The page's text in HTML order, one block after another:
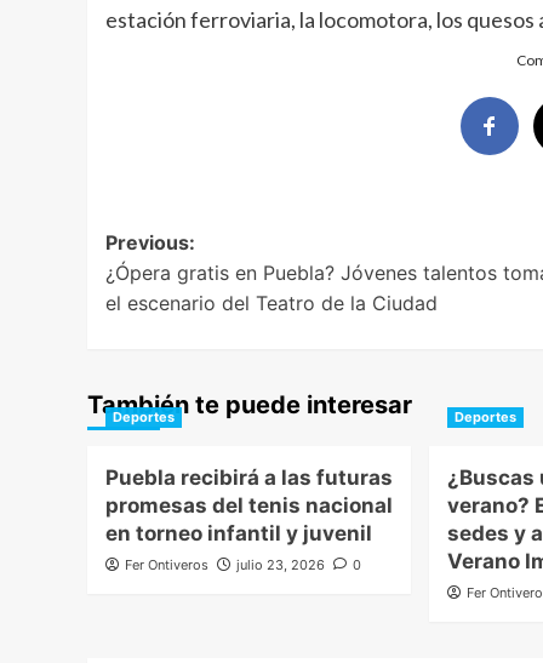
estación ferroviaria, la locomotora, los
Post
navigation
Previous:
¿Ópera gratis en Puebla? Jóvenes talentos
el escenario del Teatro de la Ciudad
También te puede interesar
Deportes
Puebla recibirá a las futuras
promesas del tenis nacional
en torneo infantil y juvenil
Fer Ontiveros julio 23, 2026 0
Deportes
¿Buscas
verano?
sedes y
Verano
Fer